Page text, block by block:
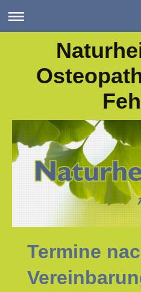
Termine